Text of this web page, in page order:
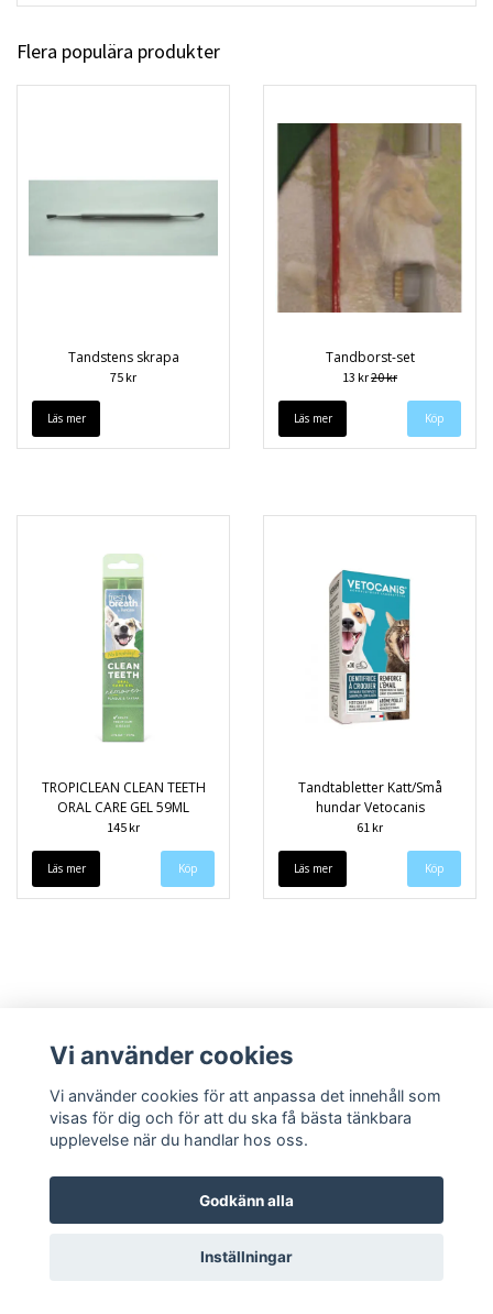
Flera populära produkter
Tandstens skrapa
75 kr
Läs mer
Tandborst-set
13 kr20 kr
Läs mer
TROPICLEAN CLEAN TEETH
ORAL CARE GEL 59ML
145 kr
Läs mer
Tandtabletter Katt/Små
hundar Vetocanis
61 kr
Läs mer
Köpvillkor Kontakt
© Copyright 2026 Speedieshop
Vi använder cookies
Vi använder cookies för att anpassa det innehåll som
visas för dig och för att du ska få bästa tänkbara
upplevelse när du handlar hos oss.
Godkänn alla
Inställningar